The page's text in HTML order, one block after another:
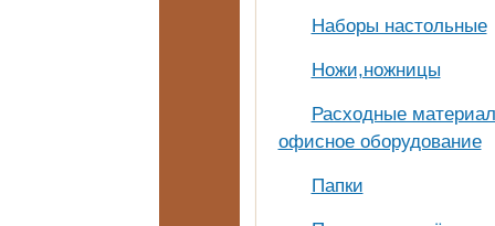
Наборы настольные
Ножи,ножницы
Расходные
офисное оборудование
Папки